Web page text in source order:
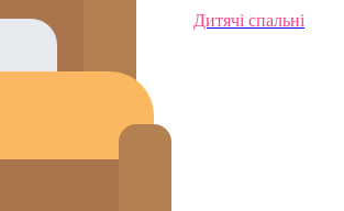
Дитячі спальні